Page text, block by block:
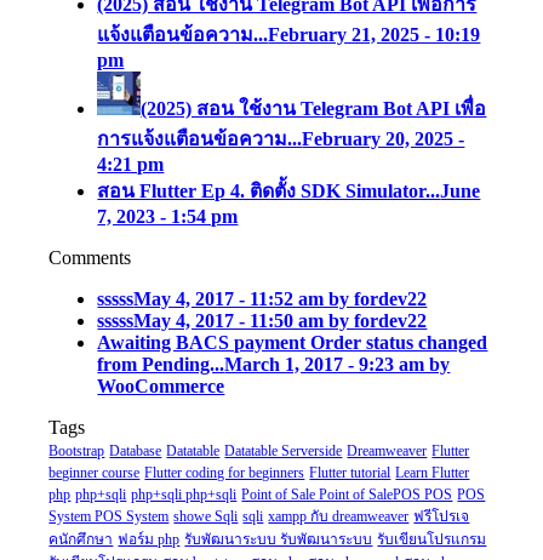
(2025) สอน ใช้งาน Telegram Bot API เพื่อการ
แจ้งแตือนข้อความ...February 21, 2025 - 10:19
pm
(2025) สอน ใช้งาน Telegram Bot API เพื่อ
การแจ้งแตือนข้อความ...February 20, 2025 -
4:21 pm
สอน Flutter Ep 4. ติดตั้ง SDK Simulator...June
7, 2023 - 1:54 pm
Comments
sssssMay 4, 2017 - 11:52 am by fordev22
sssssMay 4, 2017 - 11:50 am by fordev22
Awaiting BACS payment Order status changed
from Pending...March 1, 2017 - 9:23 am by
WooCommerce
Tags
Bootstrap Database Datatable Datatable Serverside Dreamweaver Flutter
beginner course Flutter coding for beginners Flutter tutorial Learn Flutter
php php+sqli php+sqli php+sqli Point of Sale Point of SalePOS POS POS
System POS System showe Sqli sqli xampp กับ dreamweaver ฟรีโปรเจ
คนักศึกษา ฟอร์ม php รับพัฒนาระบบ รับพัฒนาระบบ รับเขียนโปรแกรม